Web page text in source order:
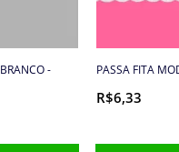
-
PASSA FITA
R$6,33